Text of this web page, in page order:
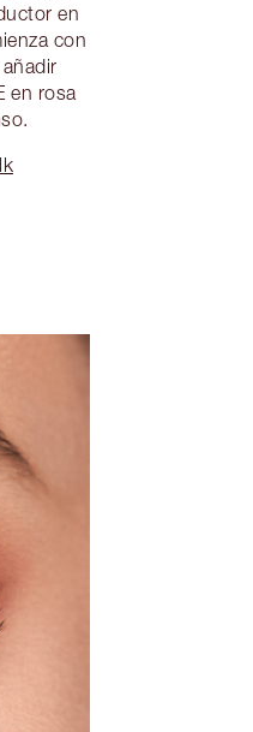
en
con
en rosa